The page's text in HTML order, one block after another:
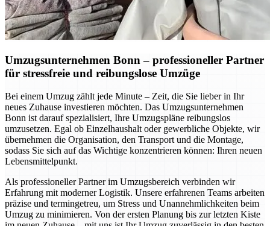
Umzugsunternehmen Bonn – professioneller Partner
für stressfreie und reibungslose Umzüge
Bei einem Umzug zählt jede Minute – Zeit, die Sie lieber in Ihr
neues Zuhause investieren möchten. Das Umzugsunternehmen
Bonn ist darauf spezialisiert, Ihre Umzugspläne reibungslos
umzusetzen. Egal ob Einzelhaushalt oder gewerbliche Objekte, wir
übernehmen die Organisation, den Transport und die Montage,
sodass Sie sich auf das Wichtige konzentrieren können: Ihren neuen
Lebensmittelpunkt.
Als professioneller Partner im Umzugsbereich verbinden wir
Erfahrung mit moderner Logistik. Unsere erfahrenen Teams arbeiten
präzise und termingetreu, um Stress und Unannehmlichkeiten beim
Umzug zu minimieren. Von der ersten Planung bis zur letzten Kiste